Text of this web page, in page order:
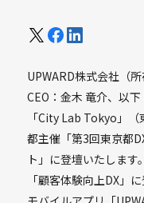
UPWARD株式会社（
CEO：金木 竜介、以
「City Lab Tokyo」
都主催「第3回東京都
ト」に登壇いたしま
「顧客体験向上DX」